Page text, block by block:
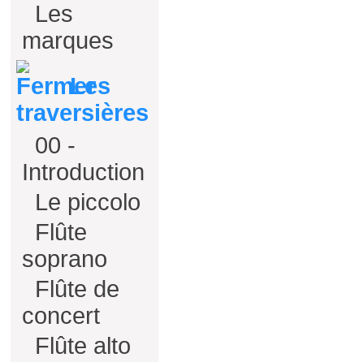
Les
marques
Les
traversières
00 -
Introduction
Le piccolo
Flûte
soprano
Flûte de
concert
Flûte alto